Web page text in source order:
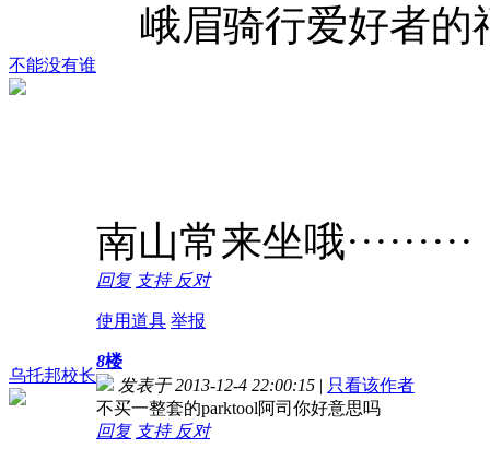
不能没有谁
峨眉骑行爱好者的
南山常来坐哦·········
回复 支持 反对
使用道具 举报
乌托邦校长
8楼
发表于 2013-12-4 22:00:15 | 只看该作者
不买一整套的parktool阿司你好意思吗
回复 支持 反对